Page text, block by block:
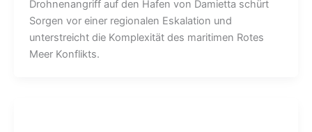
Drohnenangriff auf den Hafen von Damietta schürt
Sorgen vor einer regionalen Eskalation und
unterstreicht die Komplexität des maritimen Rotes
Meer Konflikts.